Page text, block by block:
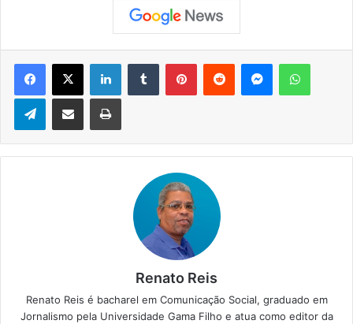
Telegram
Renato Reis
Renato Reis é bacharel em Comunicação Social, graduado em
Jornalismo pela Universidade Gama Filho e atua como editor da